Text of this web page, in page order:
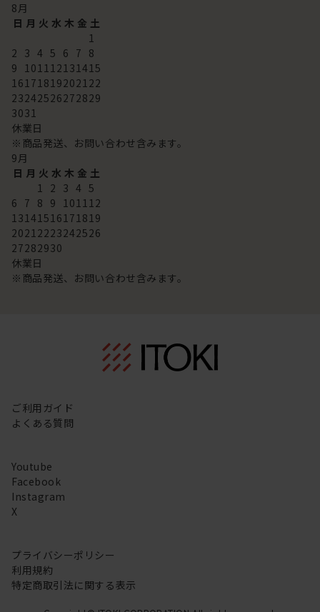
8月
日 月 火 水 木 金 土
1
2 3 4 5 6 7 8
9 101112131415
16171819202122
23242526272829
3031
休業日
※商品発送、お問い合わせ含みます。
9月
日 月 火 水 木 金 土
1 2 3 4 5
6 7 8 9 101112
13141516171819
20212223242526
27282930
休業日
※商品発送、お問い合わせ含みます。
ご利用ガイド
よくある質問
Youtube
Facebook
Instagram
X
プライバシーポリシー
利用規約
特定商取引法に関する表示